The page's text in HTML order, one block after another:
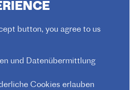
button, you agree to us
und Datenübermittlung
Cookies erlauben